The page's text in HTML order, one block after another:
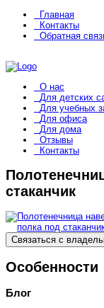
Главная
Контакты
Обратная
О нас
Для детских
Для учебных
Для офиса
Для дома
Отзывы
Контакты
стаканчик
Связаться с
Особенности
Блог